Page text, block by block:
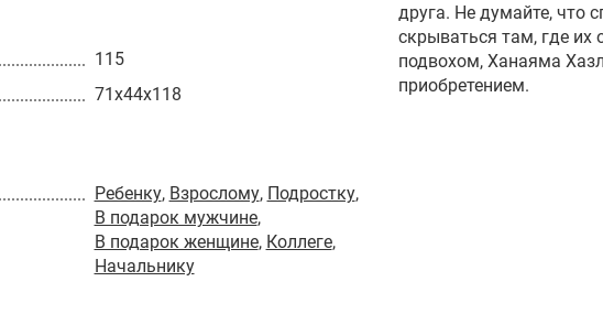
115
71x44x118
Ребенку, Взрослому, Подростку,
В подарок мужчине,
В подарок женщине, Коллеге,
Начальнику
друга. Не думайте, что
скрываться там, где
подвохом, Ханаяма
приобретением.